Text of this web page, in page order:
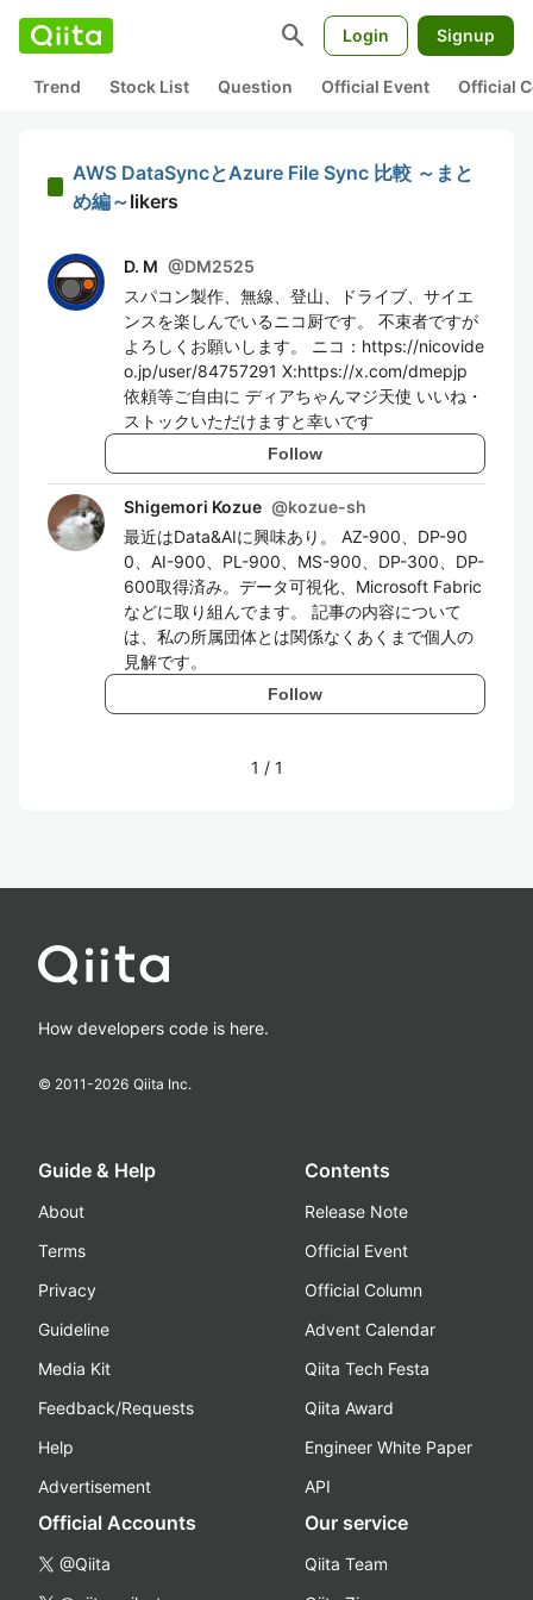
search Login Signup
Trend Stock List Question Official Event Official
AWS DataSyncとAzure File Sync 比較 ～まと
め編～likers
D. M @DM2525
スパコン製作、無線、登山、ドライブ、サイエ
ンスを楽しんでいるニコ厨です。 不束者ですが
よろしくお願いします。 ニコ：https://nicovide
o.jp/user/84757291 X:https://x.com/dmepjp
依頼等ご自由に ディアちゃんマジ天使 いいね・
ストックいただけますと幸いです
Follow
Shigemori Kozue @kozue-sh
最近はData&AIに興味あり。 AZ-900、DP-90
0、AI-900、PL-900、MS-900、DP-300、DP-
600取得済み。データ可視化、Microsoft Fabric
などに取り組んでます。 記事の内容について
は、私の所属団体とは関係なくあくまで個人の
見解です。
Follow
1 / 1
How developers code is here.
© 2011-2026 Qiita Inc.
Guide & Help
About
Terms
Privacy
Guideline
Media Kit
Feedback/Requests
Help
Advertisement
Contents
Release Note
Official Event
Official Column
Advent Calendar
Qiita Tech Festa
Qiita Award
Engineer White Paper
API
Official Accounts
@Qiita
Our service
Qiita Team